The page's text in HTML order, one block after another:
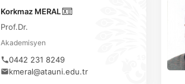
Korkmaz MERAL
Prof.Dr.
Akademisyen
0442 231 8249
kmeral@atauni.edu.tr